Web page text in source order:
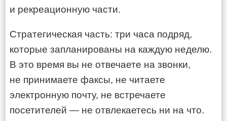
и рекреационную части.
Стратегическая часть: три часа подряд,
которые запланированы на каждую неделю.
В это время вы не отвечаете на звонки,
не принимаете факсы, не читаете
электронную почту, не встречаете
посетителей — не отвлекаетесь ни на что.